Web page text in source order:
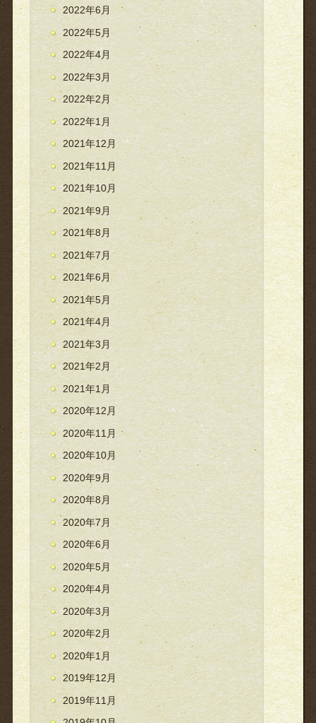
2022年6月
2022年5月
2022年4月
2022年3月
2022年2月
2022年1月
2021年12月
2021年11月
2021年10月
2021年9月
2021年8月
2021年7月
2021年6月
2021年5月
2021年4月
2021年3月
2021年2月
2021年1月
2020年12月
2020年11月
2020年10月
2020年9月
2020年8月
2020年7月
2020年6月
2020年5月
2020年4月
2020年3月
2020年2月
2020年1月
2019年12月
2019年11月